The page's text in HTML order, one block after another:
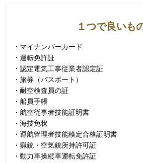
１つで良いも
・マイナンバーカード
・運転免許証
・認定電気工事従業者認定証
・旅券（パスポート）
・耐空検査員の証
・船員手帳
・航空従事者技能証明書
・海技免状
・運航管理者技能検定合格証明書
・猟銃・空気銃所持許可証
・動力車操縦車運転免許証